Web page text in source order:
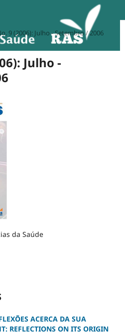
9 (2006): Julho - Setembro / 2006
Julho -
da Saúde
ACERCA DA SUA
REFLECTIONS ON ITS ORIGIN